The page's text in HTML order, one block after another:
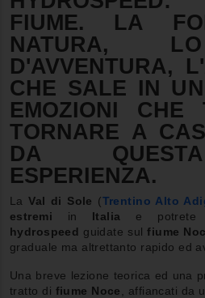
FIUME. LA
NATURA, LO
D'AVVENTURA, L'
CHE SALE IN
EMOZIONI CHE
TORNARE A
DA
ESPERIENZA.
LaVal di Sole (Trentino Alto
estremi in Italia e potrete
hydrospeed guidate sulfiume
graduale ma altrettanto rapido ed
Una breve lezione teorica ed una
tratto di fiume Noce , affiancati da